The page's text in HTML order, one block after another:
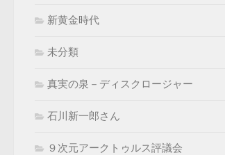
新黄金時代
未分類
真実の泉－ディスクロージャー
石川新一郎さん
９次元アークトゥルス評議会